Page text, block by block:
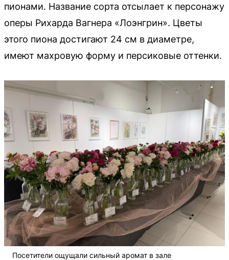
пионами. Название сорта отсылает к персонажу
оперы Рихарда Вагнера «Лоэнгрин». Цветы
этого пиона достигают 24 см в диаметре,
имеют махровую форму и персиковые оттенки.
Посетители ощущали сильный аромат в зале